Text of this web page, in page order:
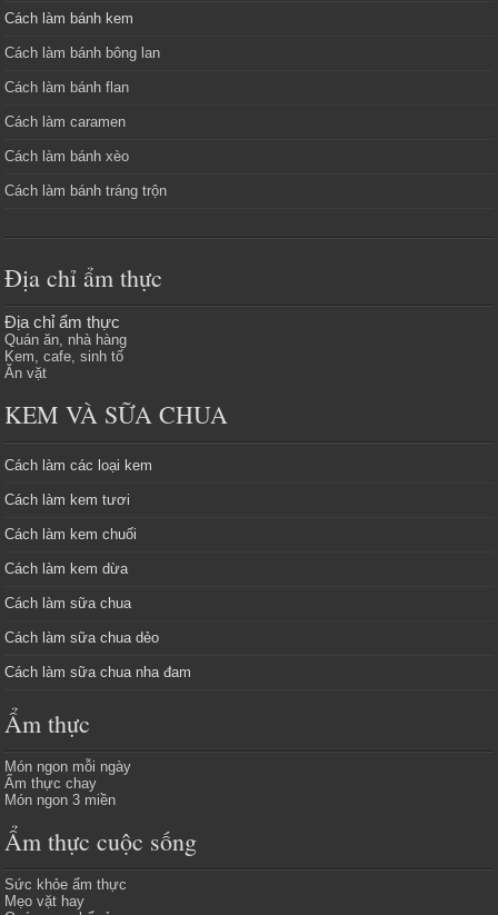
Cách làm bánh kem
Cách làm bánh bông lan
Cách làm bánh flan
Cách làm caramen
Cách làm bánh xèo
Cách làm bánh tráng trộn
Địa chỉ ẩm thực
Địa chỉ ẩm thực
Quán ăn, nhà hàng
Kem, cafe, sinh tố
Ăn vặt
KEM VÀ SỮA CHUA
Cách làm các loại kem
Cách làm kem tươi
Cách làm kem chuối
Cách làm kem dừa
Cách làm sữa chua
Cách làm sữa chua dẻo
Cách làm sữa chua nha đam
Ẩm thực
Món ngon mỗi ngày
Ẩm thực chay
Món ngon 3 miền
Ẩm thực cuộc sống
Sức khỏe ẩm thực
Mẹo vặt hay